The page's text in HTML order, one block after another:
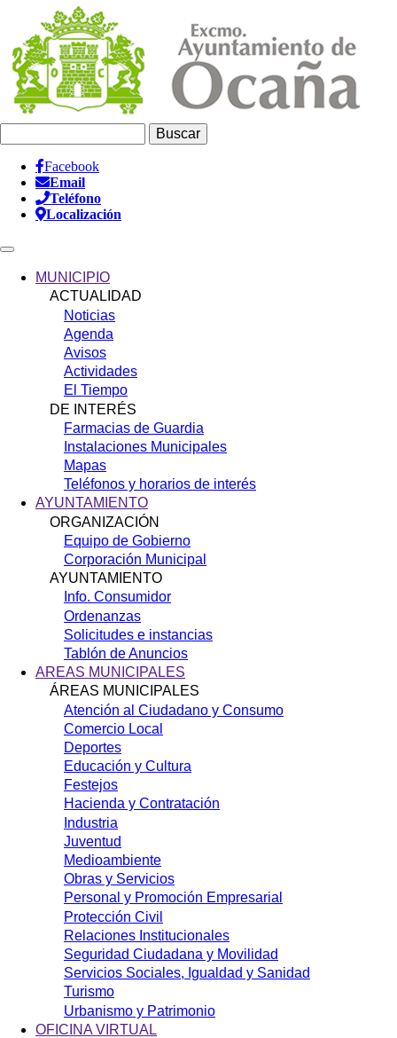
contenido
principal
Información
Header
Facebook
Email
Teléfono
Localización
navigationMUNICIPIO
ACTUALIDAD
Noticias
Agenda
Avisos
Actividades
El Tiempo
DE INTERÉS
Farmacias de Guardia
Instalaciones Municipales
Mapas
Teléfonos y horarios de interés
AYUNTAMIENTO
ORGANIZACIÓN
Equipo de Gobierno
Corporación Municipal
AYUNTAMIENTO
Info. Consumidor
Ordenanzas
Solicitudes e instancias
Tablón de Anuncios
AREAS MUNICIPALES
ÁREAS MUNICIPALES
Atención al Ciudadano y Consumo
Comercio Local
Deportes
Educación y Cultura
Festejos
Hacienda y Contratación
Industria
Juventud
Medioambiente
Obras y Servicios
Personal y Promoción Empresarial
Protección Civil
Relaciones Institucionales
Seguridad Ciudadana y Movilidad
Servicios Sociales, Igualdad y Sanidad
Turismo
Urbanismo y Patrimonio
OFICINA VIRTUAL